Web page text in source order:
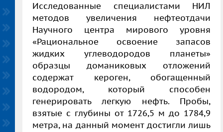
Исследованные специалистами НИЛ
методов увеличения нефтеотдачи
Научного центра мирового уровня
«Рациональное освоение запасов
жидких углеводородов планеты»
образцы доманиковых отложений
содержат кероген, обогащенный
водородом, который способен
генерировать легкую нефть. Пробы,
взятые с глубины от 1726,5 м до 1784,9
метра, на данный момент достигли лишь